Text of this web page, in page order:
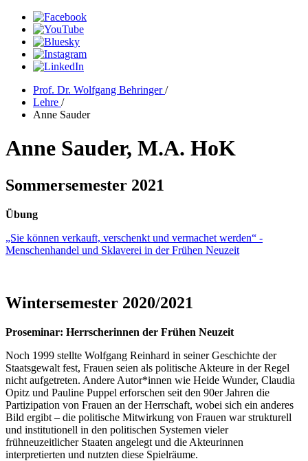
Prof. Dr. Wolfgang Behringer/
Lehre /
Anne Sauder
Anne Sauder, M.A. HoK
Sommersemester 2021
Übung
„Sie können verkauft, verschenkt und vermachet werden“ -
Menschenhandel und Sklaverei in der Frühen Neuzeit
Wintersemester 2020/2021
Proseminar: Herrscherinnen der Frühen Neuzeit
Noch 1999 stellte Wolfgang Reinhard in seiner Geschichte der
Staatsgewalt fest, Frauen seien als politische Akteure in der Regel
nicht aufgetreten. Andere Autor*innen wie Heide Wunder, Claudia
Opitz und Pauline Puppel erforschen seit den 90er Jahren die
Partizipation von Frauen an der Herrschaft, wobei sich ein anderes
Bild ergibt – die politische Mitwirkung von Frauen war strukturell
und institutionell in den politischen Systemen vieler
frühneuzeitlicher Staaten angelegt und die Akteurinnen
interpretierten und nutzten diese Spielräume.